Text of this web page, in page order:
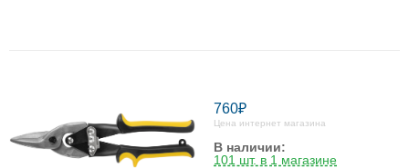
760₽
Цена интернет магазина
В наличии:
101 шт. в 1 магазине